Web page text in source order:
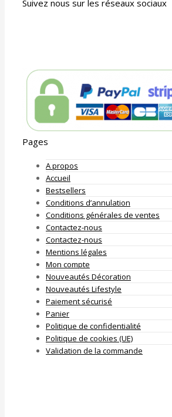
Suivez nous sur les réseaux sociaux
Pages
A propos
Accueil
Bestsellers
Conditions d’annulation
Conditions générales de ventes
Contactez-nous
Contactez-nous
Mentions légales
Mon compte
Nouveautés Décoration
Nouveautés Lifestyle
Paiement sécurisé
Panier
Politique de confidentialité
Politique de cookies (UE)
Validation de la commande